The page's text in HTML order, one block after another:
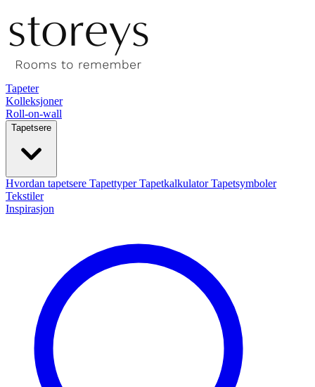
Tapeter
Kolleksjoner
Roll-on-wall
Tapetsere
Hvordan tapetsere TapettyperTapetkalkulatorTapetsymboler
Tekstiler
Inspirasjon